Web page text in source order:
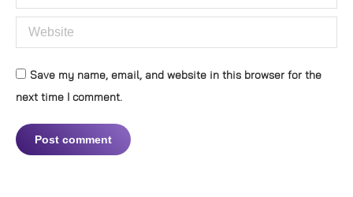
Website
Save my name, email, and website in this browser for the
next time I comment.
Post comment